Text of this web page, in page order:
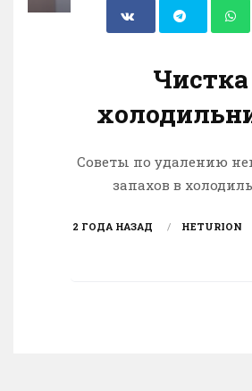
Чистка
Советы по удалению
запахов в
2 ГОДА НАЗАД HETURION